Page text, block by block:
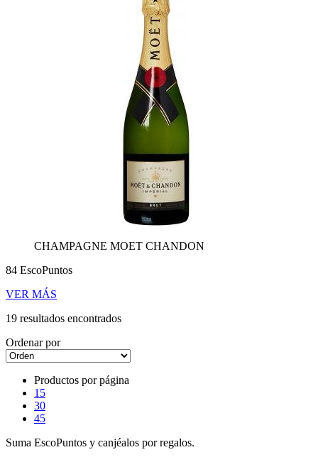
CHAMPAGNE MOET CHANDON
84 EscoPuntos
VER MÁS
19 resultados encontrados
Ordenar por
Productos por página
15
30
45
Suma EscoPuntos y canjéalos por regalos.